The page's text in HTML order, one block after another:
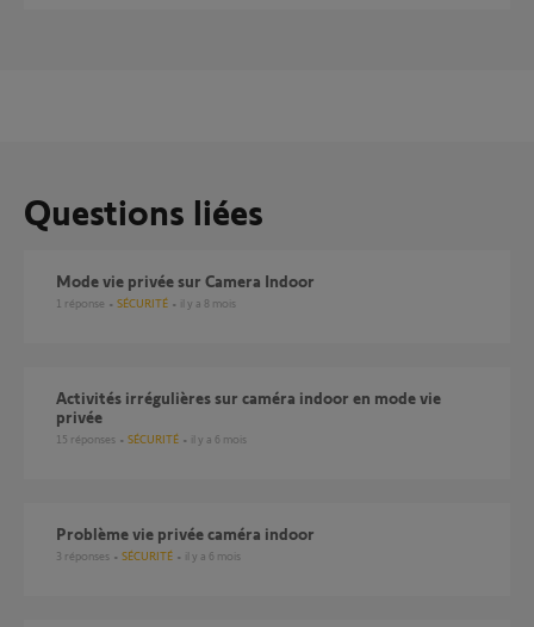
Questions liées
mode vie privée sur Camera Indoor
1 réponse SÉCURITÉ il y a 8 mois
Activités irrégulières sur caméra indoor en mode vie
privée
15 réponses SÉCURITÉ il y a 6 mois
Problème vie privée caméra indoor
3 réponses SÉCURITÉ il y a 6 mois